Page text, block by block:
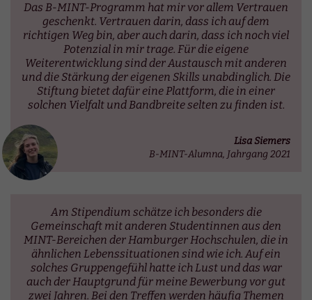
Das B-MINT-Programm hat mir vor allem Vertrauen
geschenkt. Vertrauen darin, dass ich auf dem
richtigen Weg bin, aber auch darin, dass ich noch viel
Potenzial in mir trage. Für die eigene
Weiterentwicklung sind der Austausch mit anderen
und die Stärkung der eigenen Skills unabdinglich. Die
Stiftung bietet dafür eine Plattform, die in einer
solchen Vielfalt und Bandbreite selten zu finden ist.
Lisa Siemers
B-MINT-Alumna, Jahrgang 2021
Am Stipendium schätze ich besonders die
Gemeinschaft mit anderen Studentinnen aus den
MINT-Bereichen der Hamburger Hochschulen, die in
ähnlichen Lebenssituationen sind wie ich. Auf ein
solches Gruppengefühl hatte ich Lust und das war
auch der Hauptgrund für meine Bewerbung vor gut
zwei Jahren. Bei den Treffen werden häufig Themen